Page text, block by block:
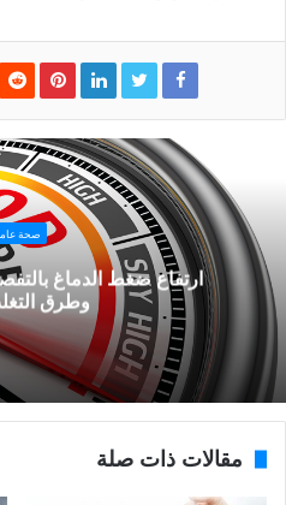
صحة
وطرق
مقالات ذات صلة